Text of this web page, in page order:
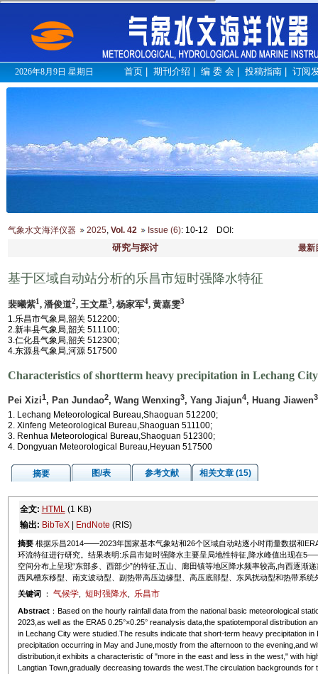
2026年8月9日 星期日 首页 期刊介绍 编 委 会 投稿指南 订阅
气象水文海洋仪器 2025, Vol. 42 Issue (6): 10-12 DOI :
研究与探讨 最新
基于区域自动站分析的乐昌市短时强降水特征
裴曦紫1, 潘俊道2, 王文星3, 杨家军4, 黄嘉雯3
1.乐昌市气象局,韶关 512200;
2.新丰县气象局,韶关 511100;
3.仁化县气象局,韶关 512300;
4.东源县气象局,河源 517500
Characteristics of shortterm heavy precipitation in Lechang
Pei Xizi1, Pan Jundao2, Wang Wenxing3, Yang Jiajun4, Huang Jiawen3
1. Lechang Meteorological Bureau,Shaoguan 512200;
2. Xinfeng Meteorological Bureau,Shaoguan 511100;
3. Renhua Meteorological Bureau,Shaoguan 512300;
4. Dongyuan Meteorological Bureau,Heyuan 517500
摘要 图/表 参考文献 相关文章 (15)
全文: HTML(1 KB)
输出: BibTeX| EndNote (RIS)
摘要根据乐昌2014——2023年国家基本气象站和26个区域自动站逐小时雨量数据和
环流特征进行研究。结果表明:乐昌市短时强降水主要呈局地性特征,降水峰值出现在
空间分布上呈现“东部多、西部少”的特征,五山、廊田镇等地区降水频率较高,向西逐渐
西风槽东移型、南支波动型、副热带高压边缘型、高压底部型、东风扰动型和热带系
关键词
： 气候学, 短时强降水 乐昌市
Abstract：Based on the hourly rainfall data from the national basic meteorological
2023,as well as the ERA5 0.25°×0.25° reanalysis data,the spatiotemporal distribution
in Lechang City were studied.The results indicate that short-term heavy precipitation
precipitation occurring in May and June,mostly from the afternoon to the evening,and
distribution,it exhibits a characteristic of "more in the east and less in the west," with
Langtian Town,gradually decreasing towards the west.The circulation backgrounds